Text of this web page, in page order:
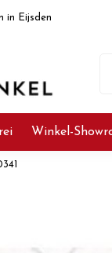
in Eijsden
Winkel-